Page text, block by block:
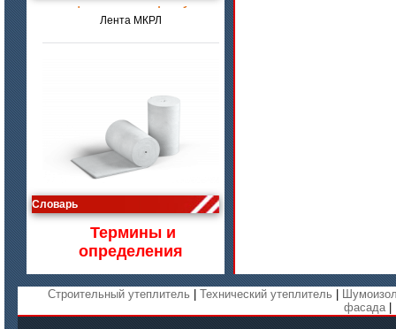
Изделия МКРВ-200, МКРВХ-250
Словарь
Термины и
определения
Строительный утеплитель Технический утеплитель
фасада|